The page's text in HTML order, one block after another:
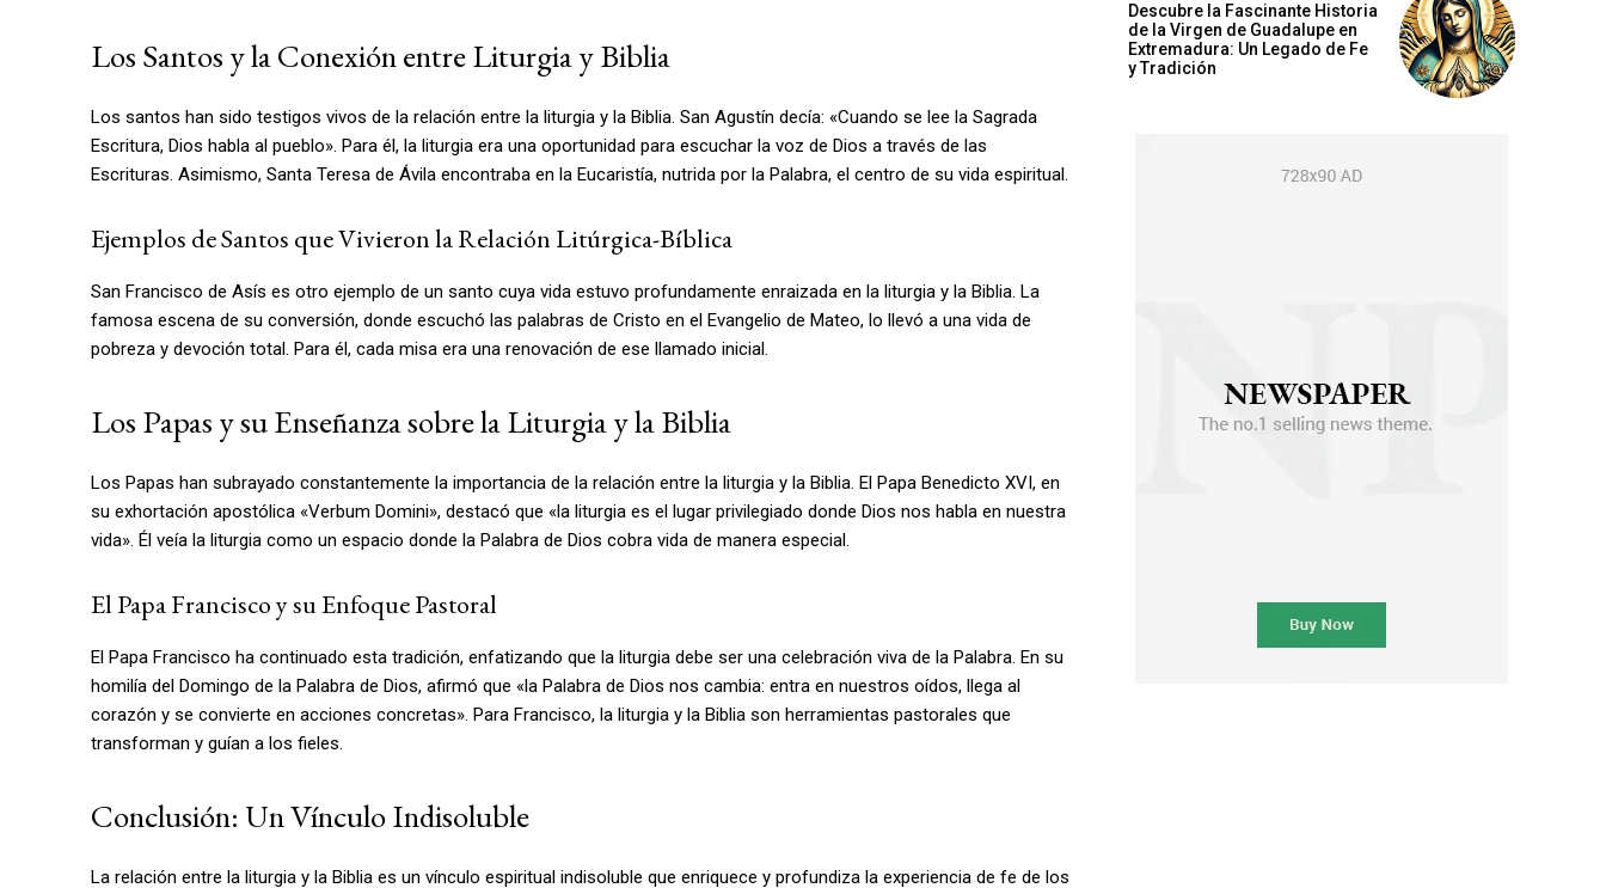
Los Santos y la Conexión entre Liturgia y Biblia
Los santos han sido testigos vivos de la relación entre la liturgia y la Biblia. San Agustín decía: «Cuando se lee la Sagrada
Escritura, Dios habla al pueblo». Para él, la liturgia era una oportunidad para escuchar la voz de Dios a través de las
Escrituras. Asimismo, Santa Teresa de Ávila encontraba en la Eucaristía, nutrida por la Palabra, el centro de su vida espiritual.
Ejemplos de Santos que Vivieron la Relación Litúrgica-Bíblica
San Francisco de Asís es otro ejemplo de un santo cuya vida estuvo profundamente enraizada en la liturgia y la Biblia. La
famosa escena de su conversión, donde escuchó las palabras de Cristo en el Evangelio de Mateo, lo llevó a una vida de
pobreza y devoción total. Para él, cada misa era una renovación de ese llamado inicial.
Los Papas y su Enseñanza sobre la Liturgia y la Biblia
Los Papas han subrayado constantemente la importancia de la relación entre la liturgia y la Biblia. El Papa Benedicto XVI, en
su exhortación apostólica «Verbum Domini», destacó que «la liturgia es el lugar privilegiado donde Dios nos habla en nuestra
vida». Él veía la liturgia como un espacio donde la Palabra de Dios cobra vida de manera especial.
El Papa Francisco y su Enfoque Pastoral
El Papa Francisco ha continuado esta tradición, enfatizando que la liturgia debe ser una celebración viva de la Palabra. En su
homilía del Domingo de la Palabra de Dios, afirmó que «la Palabra de Dios nos cambia: entra en nuestros oídos, llega al
corazón y se convierte en acciones concretas». Para Francisco, la liturgia y la Biblia son herramientas pastorales que
transforman y guían a los fieles.
Conclusión: Un Vínculo Indisoluble
La relación entre la liturgia y la Biblia es un vínculo espiritual indisoluble que enriquece y profundiza la experiencia de fe de los
Descubre la Fascinante Historia
de la Virgen de Guadalupe en
Extremadura: Un Legado de Fe
y Tradición